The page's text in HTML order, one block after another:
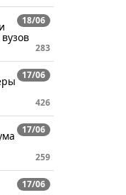
18/06
283
17/06
426
17/06
259
17/06